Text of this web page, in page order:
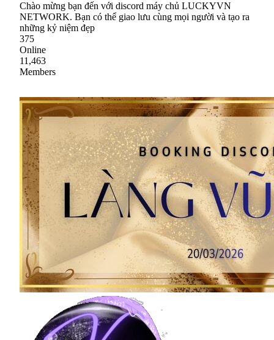
Chào mừng bạn đến với discord máy chủ LUCKYVN
NETWORK. Bạn có thể giao lưu cùng mọi người và tạo ra
những kỷ niệm đẹp
375
Online
11,463
Members